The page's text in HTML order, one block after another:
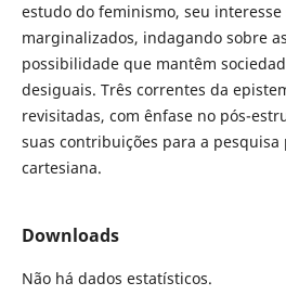
estudo do feminismo, seu
marginalizados, indagando sobre
possibilidade que mantêm
desiguais. Três correntes da
revisitadas, com ênfase no pós-
suas contribuições para a
cartesiana.
Downloads
Não há dados estatísticos.